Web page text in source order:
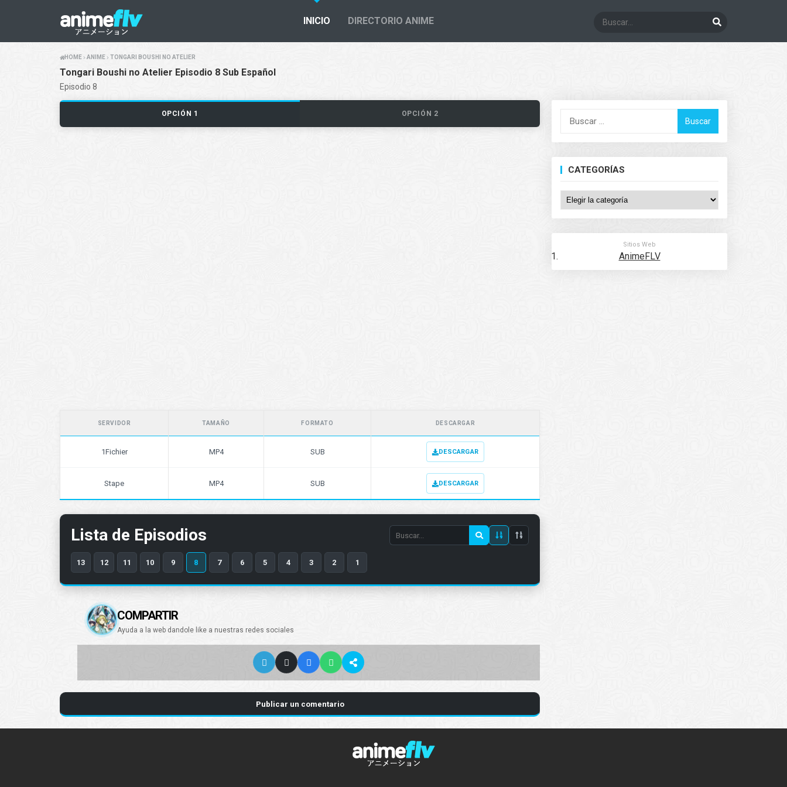
INICIO DIRECTORIO ANIME
HOME ANIME TONGARI BOUSHI NO ATELIER
Tongari Boushi no Atelier Episodio 8 Sub Español
Episodio 8
OPCIÓN 1 OPCIÓN 2
SERVIDOR TAMAÑO FORMATO DESCARGAR
1Fichier MP4 SUB DESCARGAR
Stape MP4 SUB DESCARGAR
Lista de Episodios
Search
episode
13 12 11 10 9 8 7 6 5 4 3 2 1
COMPARTIR
Ayuda a la web dandole like a nuestras redes sociales
Publicar un comentario
Buscar:
CATEGORÍAS
Categorías
Sitios Web
AnimeFLV